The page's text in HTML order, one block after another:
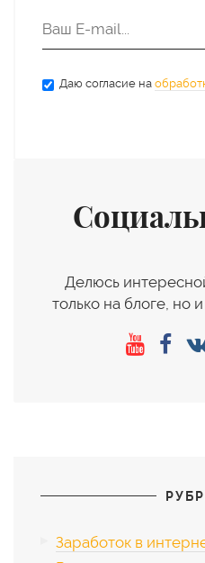
Даю согласие на
Делюсь
только на блоге, но
Заработок в